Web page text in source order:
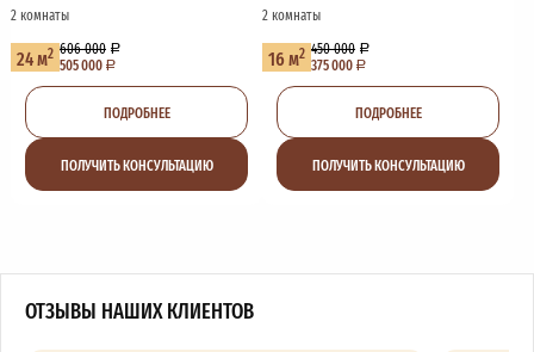
2 комнаты
24 м2 606 000
505 000
ПОДРОБНЕЕ
ПОЛУЧИТЬ КОНСУЛЬТАЦИЮ
2 комнаты
16 м2 450 000
375 000
ПОДРОБНЕЕ
ПОЛУЧИТЬ КОНСУЛЬТАЦИЮ
ОТЗЫВЫ НАШИХ КЛИЕНТОВ